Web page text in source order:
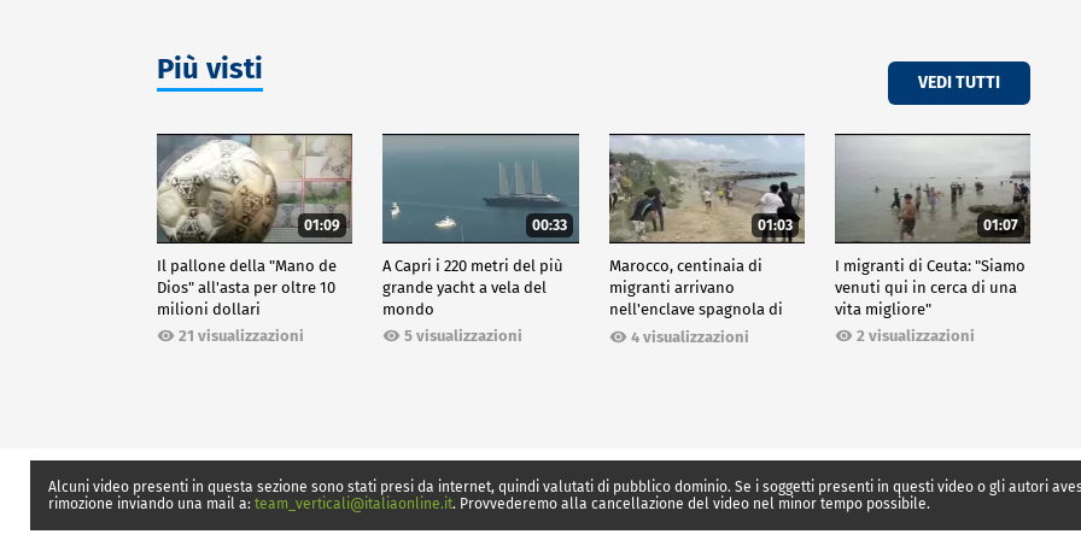
Più visti VEDI TUTTI
01:09
Il pallone della "Mano de
Dios" all'asta per oltre 10
milioni dollari
21 visualizzazioni
00:33
A Capri i 220 metri del più
grande yacht a vela del
mondo
5 visualizzazioni
01:03
Marocco, centinaia di
migranti arrivano
nell'enclave spagnola di
Ceuta4 visualizzazioni
01:07
I migranti di Ceuta: "Siamo
venuti qui in cerca di una
vita migliore"
2 visualizzazioni
Alcuni video presenti in questa sezione sono stati presi da internet, quindi valutati di pubblico dominio. Se i soggetti presenti in questi video o gli autori
rimozione inviando una mail a: team_verticali@italiaonline.it. Provvederemo alla cancellazione del video nel minor tempo possibile.